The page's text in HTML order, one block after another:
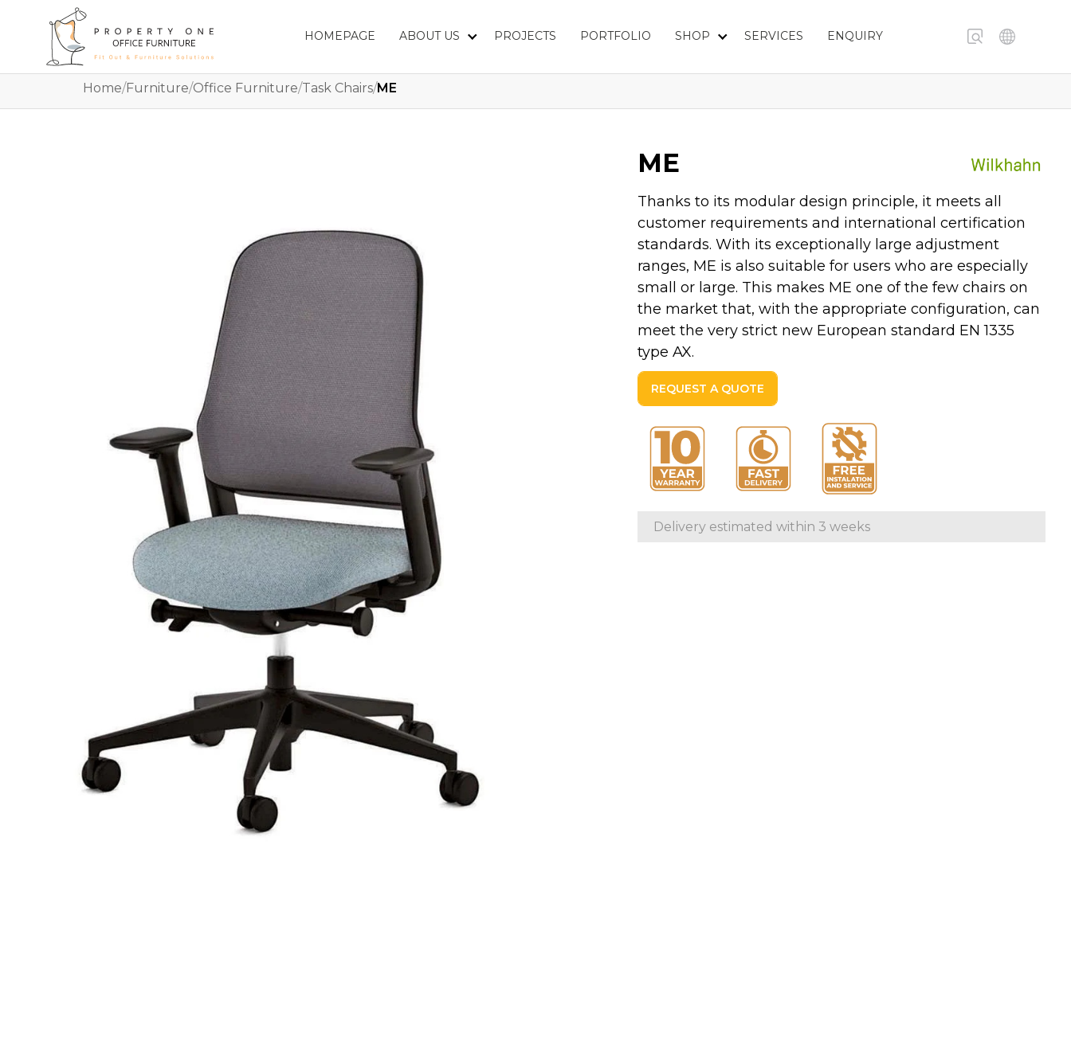
HOMEPAGE ABOUT US PROJECTS PORTFOLIO SHOP SERVICES ENQUIRY
Home/Furniture/Office Furniture/Task Chairs/ME
ME
Thanks to its modular design principle, it meets all
customer requirements and international certification
standards. With its exceptionally large adjustment
ranges, ME is also suitable for users who are especially
small or large. This makes ME one of the few chairs on
the market that, with the appropriate configuration, can
meet the very strict new European standard EN 1335
type AX.
REQUEST A QUOTE
Delivery estimated within 3 weeks